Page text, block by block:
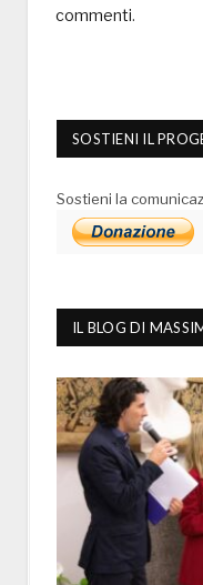
commenti.
SOSTIENI IL
Sostieni la
IL BLOG DI